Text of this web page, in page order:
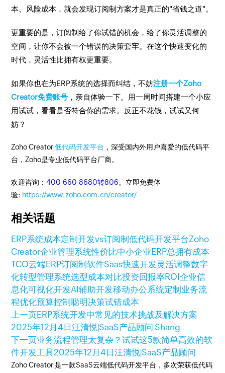
本、风险成本，就会发现订阅制方案才是真正的"省钱之道"。
更重要的是，订阅制给了你试错的机会，给了你灵活调整的
空间，让你不会被一个错误的决策套牢。在这个快速变化的
时代，灵活性比拥有权更重要。
如果你也在为ERP系统的选择而纠结，不妨注册一个Zoho
Creator免费账号 ，亲自体验一下。用一周时间搭建一个小应
用试试，看看是否符合你的需求。反正不花钱，试试又何
妨？
Zoho Creator低代码开发平台 ，深受国内外用户喜爱的低代码平
台，Zoho是专业低代码平台厂商。
欢迎咨询：400-660-8680转806。立即免费体
验: https://www.zoho.com.cn/creator/
相关话题
ERP系统成本定制开发vs订阅制低代码开发平台Zoho
Creator企业管理系统性价比中小企业ERP总拥有成本
TCO云端ERP订阅制软件Saas快速开发灵活调整数字
化转型管理系统选型成本对比投资回报率ROI企业信
息化可视化开发AI辅助开发移动办公系统定制 业务流
程优化预算控制聪明决策试错成本
上一页ERP系统开发中常见的技术挑战及解决方案
2025年12月4日汪清悦|SaaS产品顾问 Shang
下一页业务流程管理太复杂？试试这5款简单高效的软
件开发工具2025年12月4日汪清悦|SaaS产品顾问
Zoho Creator 是一款SaaS云端低代码开发平台，多次荣获低代码